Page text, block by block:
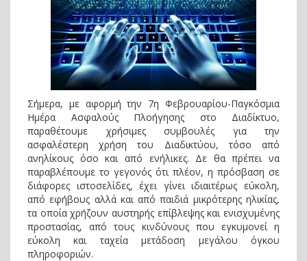
Σήμερα, με αφορμή την 7η Φεβρουαρίου-Παγκόσμια
Ημέρα Ασφαλούς Πλοήγησης στο Διαδίκτυο,
παραθέτουμε χρήσιμες συμβουλές για την
ασφαλέστερη χρήση του Διαδικτύου, τόσο από
ανηλίκους όσο και από ενήλικες. Δε θα πρέπει να
παραβλέπουμε το γεγονός ότι πλέον, η πρόσβαση σε
διάφορες ιστοσελίδες, έχει γίνει ιδιαιτέρως εύκολη,
από εφήβους αλλά και από παιδιά μικρότερης ηλικίας,
τα οποία χρήζουν αυστηρής επίβλεψης και ενισχυμένης
προστασίας, από τους κινδύνους που εγκυμονεί η
εύκολη και ταχεία μετάδοση μεγάλου όγκου
πληροφοριών.